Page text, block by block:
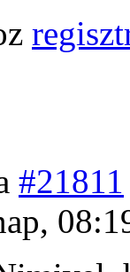
#21811